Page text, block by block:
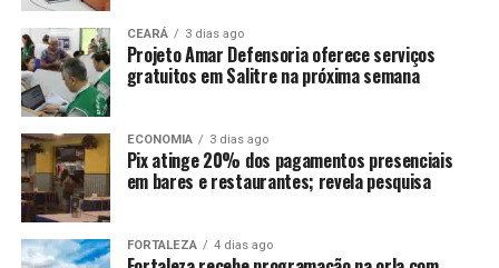
CEARÁ 3 dias ago
Projeto Amar Defensoria oferece serviços
gratuitos em Salitre na próxima semana
ECONOMIA 3 dias ago
Pix atinge 20% dos pagamentos presenciais
em bares e restaurantes; revela pesquisa
FORTALEZA 4 dias ago